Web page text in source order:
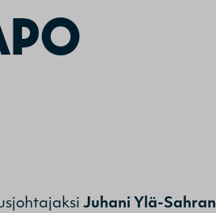
Juhani Ylä-Sahran